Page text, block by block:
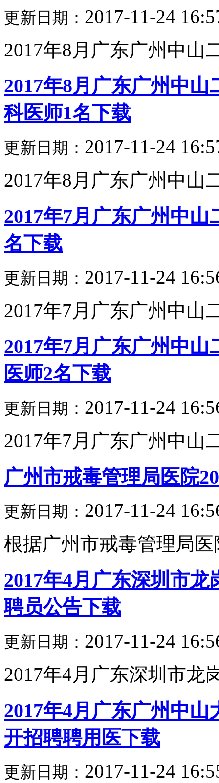
更新日期： 2017-11-24
2017年8月广东广州中山
2017年8月广东广州中
科医师1名下载
更新日期： 2017-11-24
2017年8月广东广州中山
2017年7月广东广州中
名下载
更新日期： 2017-11-24
2017年7月广东广州中山
2017年7月广东广州中
医师2名下载
更新日期： 2017-11-24
2017年7月广东广州中山
广州市戒毒管理局医院
更新日期： 2017-11-24
根据广州市戒毒管理局
2017年4月广东深圳市
聘员公告下载
更新日期： 2017-11-24
2017年4月广东深圳市龙
2017年4月广东广州中
开招聘聘用医下载
更新日期： 2017-11-24